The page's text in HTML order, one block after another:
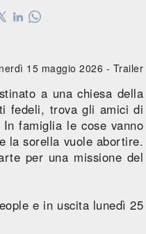
15 maggio 2026 - Trailer
a una chiesa della
fedeli, trova gli amici di
famiglia le cose vanno
la sorella vuole abortire.
per una missione del
e in uscita lunedì 25